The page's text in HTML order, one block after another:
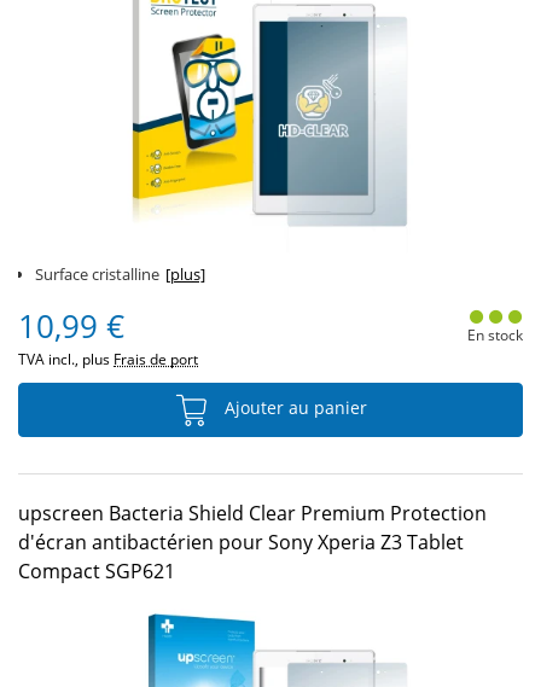
Surface cristalline [plus]
10,99 €
TVA incl., plus Frais de port
En stock
Ajouter au panier
upscreen Bacteria Shield Clear Premium Protection
d'écran antibactérien pour Sony Xperia Z3 Tablet
Compact SGP621